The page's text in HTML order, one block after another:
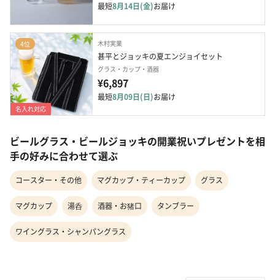
最短8月14日(金)お届け
4位
名入れ対応
木村実業
甚平とジョッキの夏エンジョイセット
グラス・カップ・酒器
¥6,897
最短8月09日(日)お届け
ビールグラス・ビールジョッキの開業祝いプレゼントを相
手の好みに合わせて選ぶ
コースター・その他 マグカップ・ティーカップ グラス
マグカップ 湯呑 酒器・お猪口 タンブラー
ワイングラス・シャンパングラス